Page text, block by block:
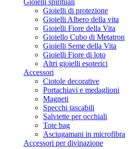
Gioielli spirituali
Gioielli di protezione
Gioielli Albero della vita
Gioielli Fiore della Vita
Gioiello Cubo di Metatron
Gioielli Seme della Vita
Gioielli Fiore di loto
Altri gioielli esoterici
Accessori
Ciotole decorative
Portachiavi e medaglioni
Magneti
Specchi tascabili
Salviette per occhiali
Tote bag
Asciugamani in microfibra
Accessori per divinazione